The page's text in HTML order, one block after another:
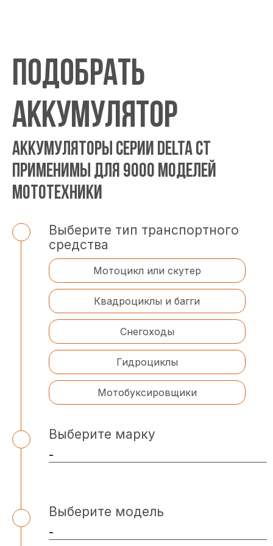
ПОДОБРАТЬ
АККУМУЛЯТОР
АККУМУЛЯТОРЫ СЕРИИ DELTA CT
ПРИМЕНИМЫ ДЛЯ 9000 МОДЕЛЕЙ
МОТОТЕХНИКИ
Выберите тип транспортного
средства
Мотоцикл или скутер
Квадроциклы и багги
Снегоходы
Гидроциклы
Мотобуксировщики
Выберите марку
Выберите модель